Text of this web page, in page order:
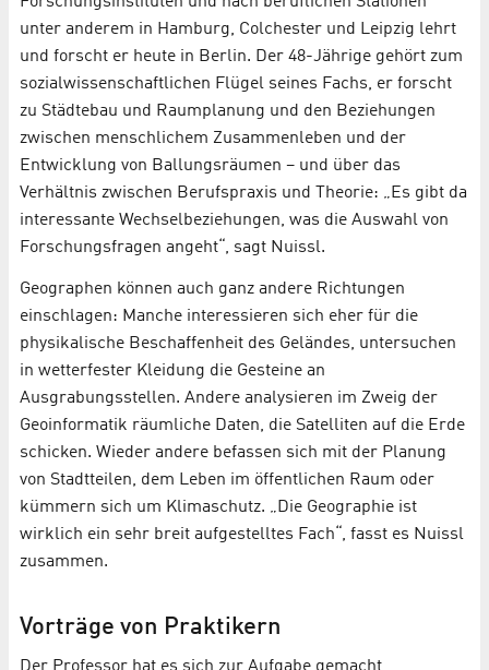
unter anderem in Hamburg, Colchester und Leipzig lehrt
und forscht er heute in Berlin. Der 48-Jährige gehört zum
sozialwissenschaftlichen Flügel seines Fachs, er forscht
zu Städtebau und Raumplanung und den Beziehungen
zwischen menschlichem Zusammenleben und der
Entwicklung von Ballungsräumen – und über das
Verhältnis zwischen Berufspraxis und Theorie: „Es gibt da
interessante Wechselbeziehungen, was die Auswahl von
Forschungsfragen angeht“, sagt Nuissl.
Geographen können auch ganz andere Richtungen
einschlagen: Manche interessieren sich eher für die
physikalische Beschaffenheit des Geländes, untersuchen
in wetterfester Kleidung die Gesteine an
Ausgrabungsstellen. Andere analysieren im Zweig der
Geoinformatik räumliche Daten, die Satelliten auf die Erde
schicken. Wieder andere befassen sich mit der Planung
von Stadtteilen, dem Leben im öffentlichen Raum oder
kümmern sich um Klimaschutz. „Die Geographie ist
wirklich ein sehr breit aufgestelltes Fach“, fasst es Nuissl
zusammen.
Vorträge von Praktikern